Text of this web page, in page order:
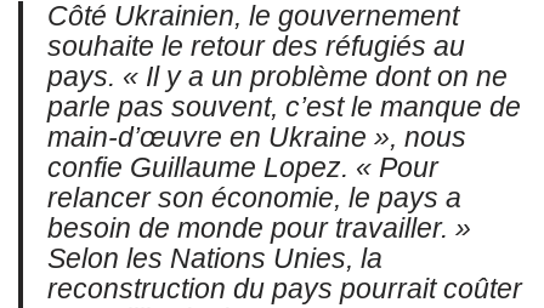
Côté Ukrainien, le gouvernement
souhaite le retour des réfugiés au
pays. « Il y a un problème dont on ne
parle pas souvent, c’est le manque de
main-d’œuvre en Ukraine », nous
confie Guillaume Lopez. « Pour
relancer son économie, le pays a
besoin de monde pour travailler. »
Selon les Nations Unies, la
reconstruction du pays pourrait coûter